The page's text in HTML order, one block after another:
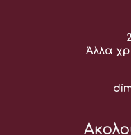
Άλλα